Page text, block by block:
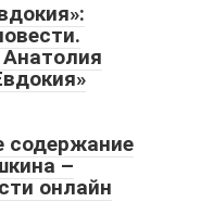
содержание
–
онлайн